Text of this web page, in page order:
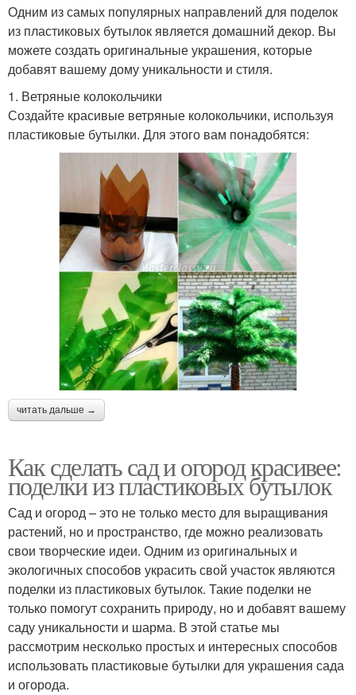
Одним из самых популярных направлений для поделок
из пластиковых бутылок является домашний декор. Вы
можете создать оригинальные украшения, которые
добавят вашему дому уникальности и стиля.
1. Ветряные колокольчики
Создайте красивые ветряные колокольчики, используя
пластиковые бутылки. Для этого вам понадобятся:
читать дальше →
Как сделать сад и огород красивее:
поделки из пластиковых бутылок
Сад и огород – это не только место для выращивания
растений, но и пространство, где можно реализовать
свои творческие идеи. Одним из оригинальных и
экологичных способов украсить свой участок являются
поделки из пластиковых бутылок. Такие поделки не
только помогут сохранить природу, но и добавят вашему
саду уникальности и шарма. В этой статье мы
рассмотрим несколько простых и интересных способов
использовать пластиковые бутылки для украшения сада
и огорода.